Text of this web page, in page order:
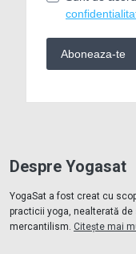
Despre Yogasat
YogaSat a fost creat cu
practicii yoga, nealterată
mercantilism. Citește mai